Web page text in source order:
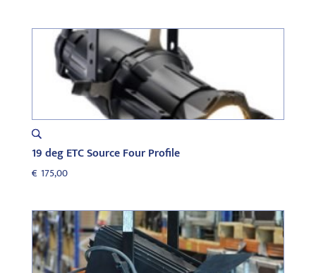
€1.200,00.€900,00.
19 deg ETC Source Four Profile
€ 175,00